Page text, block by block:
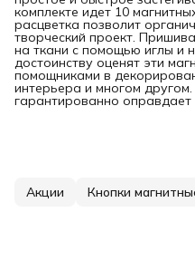
комплекте идет 10
расцветка позволит
творческий проект.
на ткани с помощью иглы и
достоинству оценят эти
помощниками в
интерьера и многом
гарантированно
Акции Кнопки